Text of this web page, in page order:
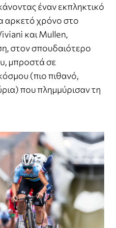
έναν εκπληκτικό
αρκετό χρόνο στο
και Mullen,
στον σπουδαιότερο
μπροστά σε
(πιο πιθανό,
που πλημμύρισαν τη